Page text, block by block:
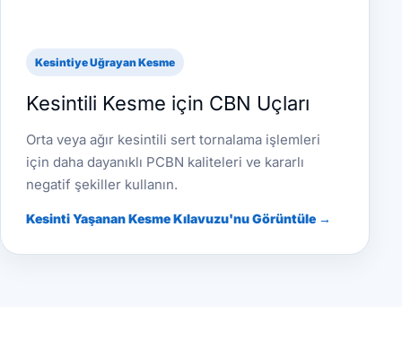
Kesintiye Uğrayan Kesme
Kesintili Kesme için CBN Uçları
Orta veya ağır kesintili sert tornalama işlemleri
için daha dayanıklı PCBN kaliteleri ve kararlı
negatif şekiller kullanın.
Kesinti Yaşanan Kesme Kılavuzu'nu Görüntüle →